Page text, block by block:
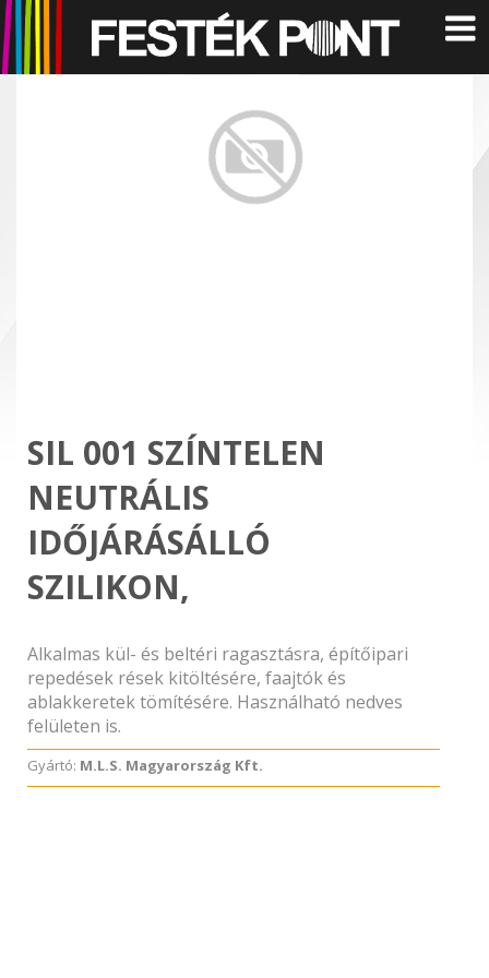
SIL 001 SZÍNTELEN
NEUTRÁLIS
IDŐJÁRÁSÁLLÓ
SZILIKON,
Alkalmas kül- és beltéri ragasztásra, építőipari
repedések rések kitöltésére, faajtók és
ablakkeretek tömítésére. Használható nedves
felületen is.
Gyártó: M.L.S. Magyarország Kft.